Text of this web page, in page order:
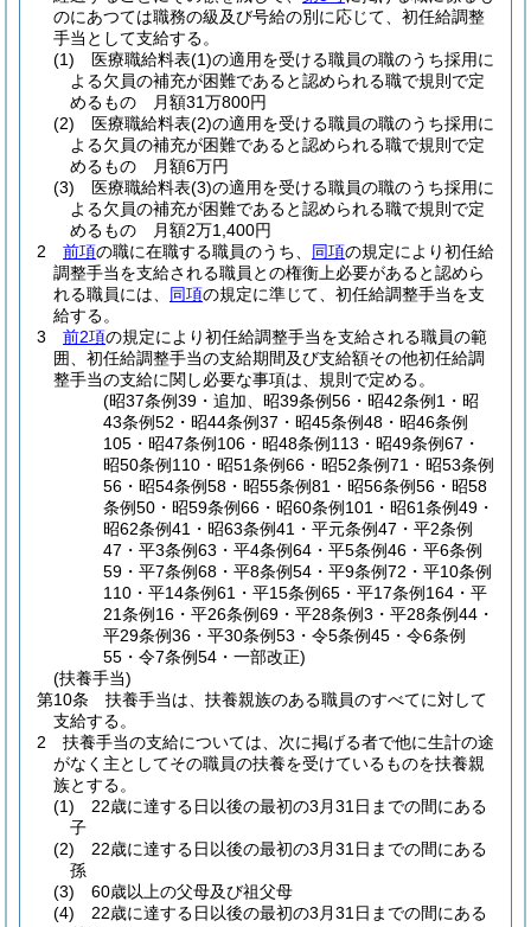
のにあつては職務の級及び号給の別に応じて、初任給調整
手当として支給する。
(1)
医療職給料表(1)の適用を受ける職員の職のうち採用に
よる欠員の補充が困難であると認められる職で規則で定
めるもの 月額31万800円
(2)
医療職給料表(2)の適用を受ける職員の職のうち採用に
よる欠員の補充が困難であると認められる職で規則で定
めるもの 月額6万円
(3)
医療職給料表(3)の適用を受ける職員の職のうち採用に
よる欠員の補充が困難であると認められる職で規則で定
めるもの 月額2万1,400円
2
前項の職に在職する職員のうち、 同項の規定により初任給
調整手当を支給される職員との権衡上必要があると認めら
れる職員には、 同項の規定に準じて、初任給調整手当を支
給する。
3
前2項の規定により初任給調整手当を支給される職員の範
囲、初任給調整手当の支給期間及び支給額その他初任給調
整手当の支給に関し必要な事項は、規則で定める。
(昭37条例39・追加、昭39条例56・昭42条例1・昭
43条例52・昭44条例37・昭45条例48・昭46条例
105・昭47条例106・昭48条例113・昭49条例67・
昭50条例110・昭51条例66・昭52条例71・昭53条例
56・昭54条例58・昭55条例81・昭56条例56・昭58
条例50・昭59条例66・昭60条例101・昭61条例49・
昭62条例41・昭63条例41・平元条例47・平2条例
47・平3条例63・平4条例64・平5条例46・平6条例
59・平7条例68・平8条例54・平9条例72・平10条例
110・平14条例61・平15条例65・平17条例164・平
21条例16・平26条例69・平28条例3・平28条例44・
平29条例36・平30条例53・令5条例45・令6条例
55・令7条例54・一部改正)
(扶養手当)
第10条
扶養手当は、扶養親族のある職員のすべてに対して
支給する。
2
扶養手当の支給については、次に掲げる者で他に生計の途
がなく主としてその職員の扶養を受けているものを扶養親
族とする。
(1)
22歳に達する日以後の最初の3月31日までの間にある
子
(2)
22歳に達する日以後の最初の3月31日までの間にある
孫
(3)
60歳以上の父母及び祖父母
(4)
22歳に達する日以後の最初の3月31日までの間にある